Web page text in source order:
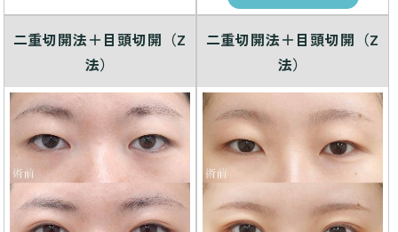
二重切開法＋目頭切開（Z
法）
二重切開法＋目頭切開（Z
法）